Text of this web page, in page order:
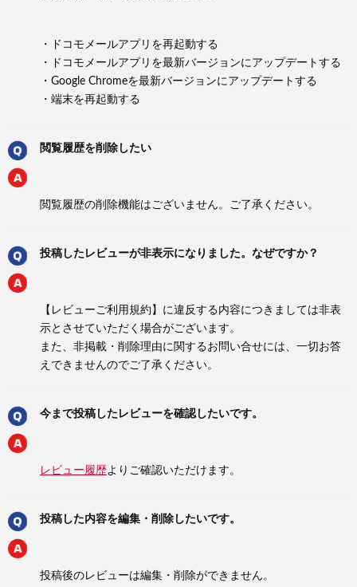
・ドコモメールアプリを再起動する
・ドコモメールアプリを最新バージョンにアップデートする
・Google Chromeを最新バージョンにアップデートする
・端末を再起動する
閲覧履歴を削除したい
閲覧履歴の削除機能はございません。ご了承ください。
投稿したレビューが非表示になりました。なぜですか？
【レビューご利用規約】に違反する内容につきましては非表
示とさせていただく場合がございます。
また、非掲載・削除理由に関するお問い合せには、一切お答
えできませんのでご了承ください。
今まで投稿したレビューを確認したいです。
レビュー履歴よりご確認いただけます。
投稿した内容を編集・削除したいです。
投稿後のレビューは編集・削除ができません。